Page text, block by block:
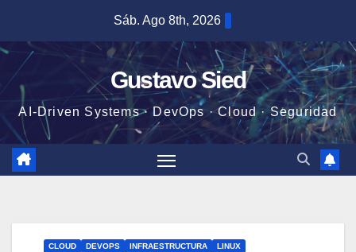
contenido
Sáb. Ago 8th, 2026
Gustavo Sied
AI-Driven Systems · DevOps · Cloud · Seguridad
CLOUD DEVOPS INFRAESTRUCTURA
LINUX